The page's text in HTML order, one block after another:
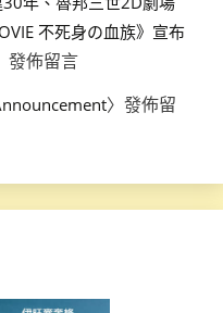
不死身の血族》宣布
發佈留言
〉發佈留